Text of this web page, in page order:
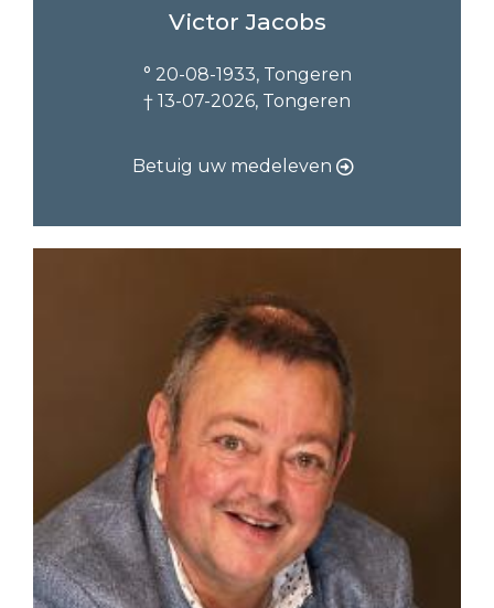
Victor Jacobs
° 20-08-1933, Tongeren
† 13-07-2026, Tongeren
Betuig uw medeleven